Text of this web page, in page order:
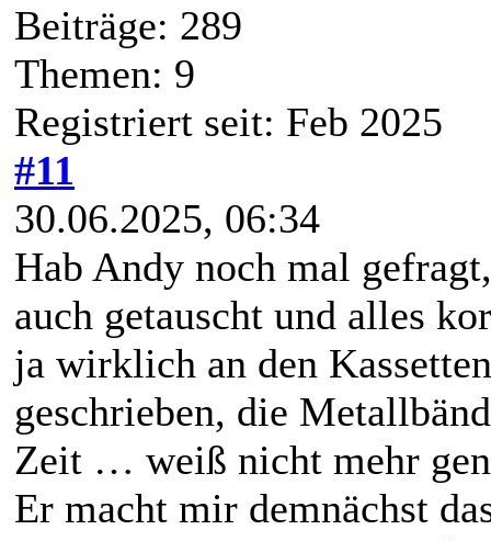
Beiträge: 289
Themen: 9
Registriert seit: Feb 2025
#11
30.06.2025, 06:34
Hab Andy noch mal
auch getauscht und alles
ja wirklich an den
geschrieben, die
Zeit … weiß nicht mehr
Er macht mir demnächst